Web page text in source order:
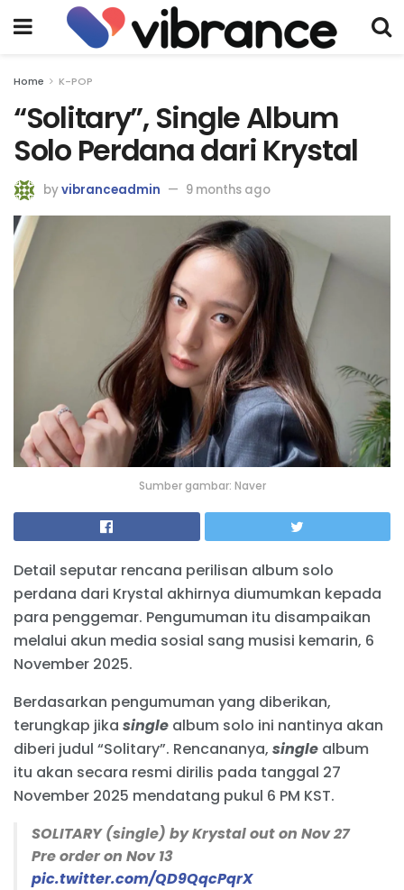
Home K-POP
“Solitary”, Single Album
Solo Perdana dari Krystal
byvibranceadmin 9 months ago
Sumber gambar: Naver
Detail seputar rencana perilisan album solo
perdana dari Krystal akhirnya diumumkan kepada
para penggemar. Pengumuman itu disampaikan
melalui akun media sosial sang musisi kemarin, 6
November 2025.
Berdasarkan pengumuman yang diberikan,
terungkap jika single album solo ini nantinya akan
diberi judul “Solitary”. Rencananya, single album
itu akan secara resmi dirilis pada tanggal 27
November 2025 mendatang pukul 6 PM KST.
SOLITARY (single) by Krystal out on Nov 27
Pre order on Nov 13
pic.twitter.com/QD9QqcPqrX